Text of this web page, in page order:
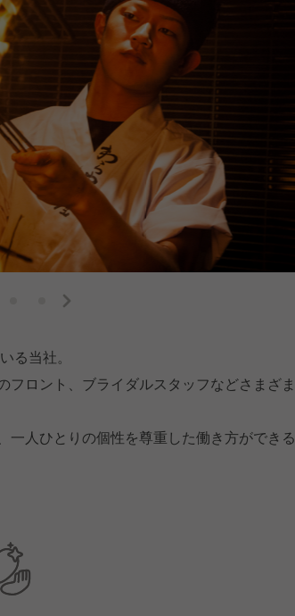
る当社。
ロント、ブライダルスタッフなどさまざま
一人ひとりの個性を尊重した働き方ができる